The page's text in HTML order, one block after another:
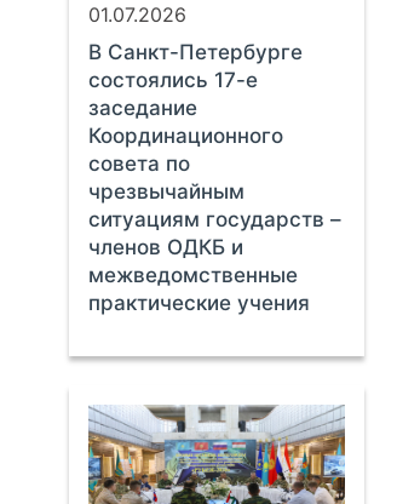
01.07.2026
В Санкт-Петербурге
состоялись 17-е
заседание
Координационного
совета по
чрезвычайным
ситуациям государств –
членов ОДКБ и
межведомственные
практические учения